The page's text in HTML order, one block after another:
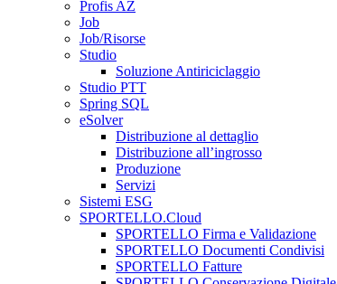
Profis AZ
Job
Job/Risorse
Studio
Soluzione Antiriciclaggio
Studio PTT
Spring SQL
eSolver
Distribuzione al dettaglio
Distribuzione all’ingrosso
Produzione
Servizi
Sistemi ESG
SPORTELLO.Cloud
SPORTELLO Firma e Validazione
SPORTELLO Documenti Condivisi
SPORTELLO Fatture